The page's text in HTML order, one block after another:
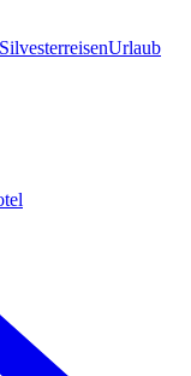
SilvesterreisenUrlaub